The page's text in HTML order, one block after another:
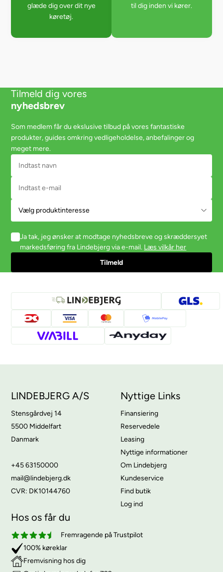
glæde dig over dit nye
køretøj.
til dig inden vi kører.
Tilmeld dig vores
nyhedsbrev
Som medlem får du ekslusive tilbud på vores fantastiske
produkter, guides omkring vedligeholdelse, anbefalinger og
meget mere.
Ja tak, jeg ønsker at modtage nyhedsbreve og skræddersyet
markedsføring fra Lindebjerg via e-mail. Læs vilkår her
LINDEBJERG A/S
Stensgårdvej 14
5500 Middelfart
Danmark
+45 63150000
mail@lindebjerg.dk
CVR: DK10144760
Nyttige Links
Finansiering
Reservedele
Leasing
Nyttige informationer
Om Lindebjerg
Kundeservice
Find butik
Log ind
Hos os får du
Fremragende på Trustpilot
100% køreklar
Fremvisning hos dig